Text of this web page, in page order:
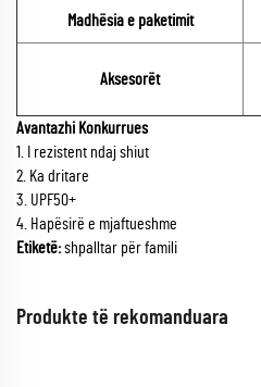
Madhësia e paketimit
Aksesorët
Avantazhi Konkurrues
1. I rezistent ndaj shiut
2. Ka dritare
3. UPF50+
4. Hapësirë e mjaftueshme
Etiketë:shpalltar për famili
Produkte të rekomanduara